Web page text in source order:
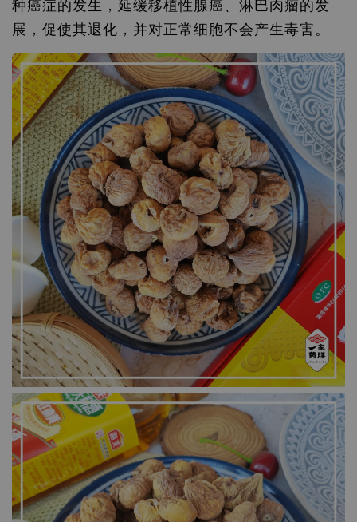
种癌症的发生，延缓移植性腺癌、淋巴肉瘤的发
展，促使其退化，并对正常细胞不会产生毒害。